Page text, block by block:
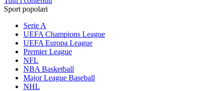
Sport popolari
Serie A
UEFA Champions League
UEFA Europa League
Premier League
NFL
NBA Basketball
Major League Baseball
NHL